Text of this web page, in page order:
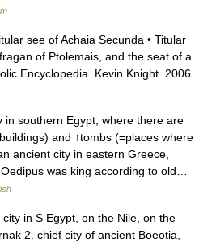
see of Achaia Secunda • Titular
of Ptolemais, and the seat of a
Encyclopedia. Kevin Knight. 2006
southern Egypt, where there are
and ↑tombs (=places where
ancient city in eastern Greece,
was king according to old…
in S Egypt, on the Nile, on the
2. chief city of ancient Boeotia,